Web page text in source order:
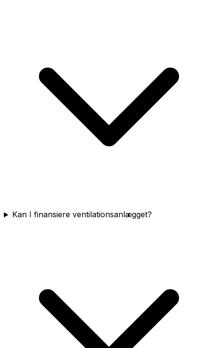
Kan I finansiere ventilationsanlægget?